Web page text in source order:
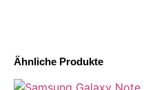
Ähnliche Produkte